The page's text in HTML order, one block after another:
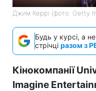
Джим Керрі (фото: Getty
Будь у курсі, а
стрічці разом з
Кінокомпанії
Imagine